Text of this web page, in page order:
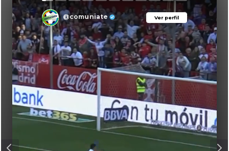
Ver perfil
@comuniate Ver perfil